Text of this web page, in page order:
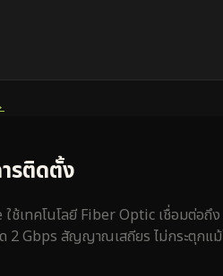
รติดตั้ง
ช้เทคโนโลยี Fiber Optic เชื่อมต่อถึง
2 Gbps สัญญาณเสถียร ไม่กระตุกแ